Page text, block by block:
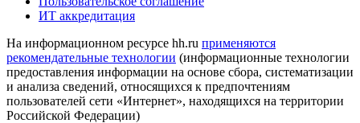
ИТ аккредитация
На информационном ресурсе hh.ru применяются
рекомендательные технологии (информационные технологии
предоставления информации на основе сбора, систематизации
и анализа сведений, относящихся к предпочтениям
пользователей сети «Интернет», находящихся на территории
Российской Федерации)